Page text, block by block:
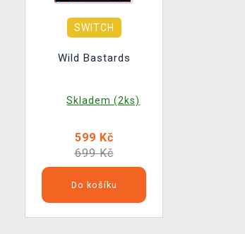
SWITCH
Wild Bastards
Skladem (2ks)
599 Kč
699 Kč
Do košíku